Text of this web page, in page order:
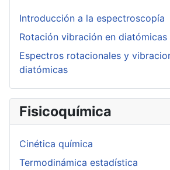
Introducción a la espectroscopía
Rotación vibración en diatómicas
Espectros rotacionales y
diatómicas
Fisicoquímica
Cinética química
Termodinámica estadística